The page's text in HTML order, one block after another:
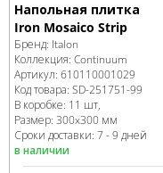
Напольная плитка
Iron Mosaico Strip
Бренд: Italon
Коллекция: Continuum
Артикул: 610110001029
Код товара: SD-251751-99
В коробке: 11 шт,
Размер: 300x300 мм
Сроки доставки: 7 - 9 дней
в наличии